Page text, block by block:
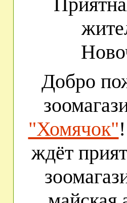
Добро
"Хомячок"
ждёт